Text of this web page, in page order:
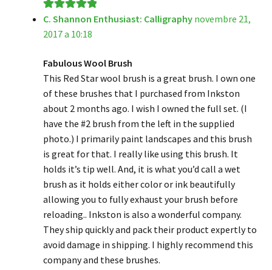
Note5sur 5
C. Shannon Enthusiast: Calligraphy novembre 21,
2017 a 10:18
Fabulous Wool Brush
This Red Star wool brush is a great brush. I own one
of these brushes that I purchased from Inkston
about 2 months ago. I wish I owned the full set. (I
have the #2 brush from the left in the supplied
photo.) I primarily paint landscapes and this brush
is great for that. I really like using this brush. It
holds it’s tip well. And, it is what you’d call a wet
brush as it holds either color or ink beautifully
allowing you to fully exhaust your brush before
reloading.. Inkston is also a wonderful company.
They ship quickly and pack their product expertly to
avoid damage in shipping. I highly recommend this
company and these brushes.